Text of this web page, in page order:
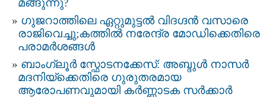
മങ്ങുന്നു?
ഗുജറാത്തിലെ ഏറ്റുമുട്ടല്‍ വിദഗ്ദന്‍ വസാരെ
രാജിവെച്ചു;കത്തില്‍ നരേന്ദ്ര മോഡിക്കെതിരെ
പരാമര്‍ശങ്ങള്‍
ബാംഗ്ലൂര്‍ സ്ഫോടനക്കേസ്: അബ്ദുള്‍ നാസര്‍
മദനിയ്ക്കെതിരെ ഗുരുതരമായ
ആരോപണവുമായി കര്‍ണ്ണാടക സര്‍ക്കാര്‍